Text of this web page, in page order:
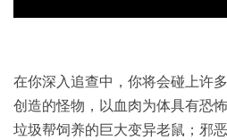
在你深入追查中，你将会碰上许
创造的怪物，以血肉为体具有恐
垃圾帮饲养的巨大变异老鼠；邪